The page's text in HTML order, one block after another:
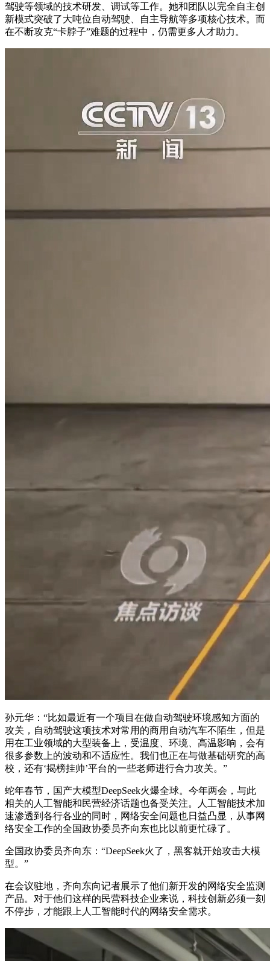
驾驶等领域的技术研发、调试等工作。她和团队以完全自主创
新模式突破了大吨位自动驾驶、自主导航等多项核心技术。而
在不断攻克“卡脖子”难题的过程中，仍需更多人才助力。
孙元华：“比如最近有一个项目在做自动驾驶环境感知方面的
攻关，自动驾驶这项技术对常用的商用自动汽车不陌生，但是
用在工业领域的大型装备上，受温度、环境、高温影响，会有
很多参数上的波动和不适应性。我们也正在与做基础研究的高
校，还有‘揭榜挂帅’平台的一些老师进行合力攻关。”
蛇年春节，国产大模型DeepSeek火爆全球。今年两会，与此
相关的人工智能和民营经济话题也备受关注。人工智能技术加
速渗透到各行各业的同时，网络安全问题也日益凸显，从事网
络安全工作的全国政协委员齐向东也比以前更忙碌了。
全国政协委员齐向东：“DeepSeek火了，黑客就开始攻击大模
型。”
在会议驻地，齐向东向记者展示了他们新开发的网络安全监测
产品。对于他们这样的民营科技企业来说，科技创新必须一刻
不停步，才能跟上人工智能时代的网络安全需求。